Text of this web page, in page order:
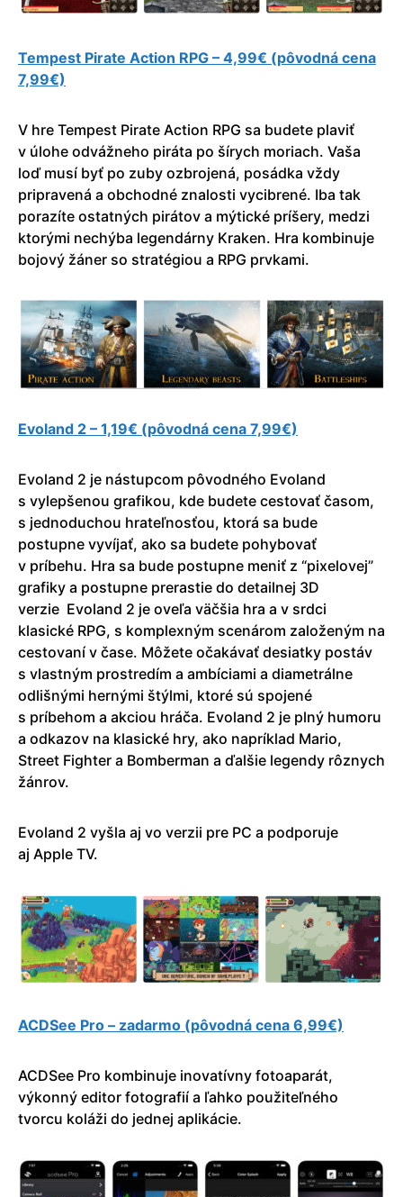
Tempest Pirate Action RPG – 4,99€ (pôvodná cena
7,99€)
V hre Tempest Pirate Action RPG sa budete plaviť
v úlohe odvážneho piráta po šírych moriach. Vaša
loď musí byť po zuby ozbrojená, posádka vždy
pripravená a obchodné znalosti vycibrené. Iba tak
porazíte ostatných pirátov a mýtické príšery, medzi
ktorými nechýba legendárny Kraken. Hra kombinuje
bojový žáner so stratégiou a RPG prvkami.
Evoland 2 – 1,19€ (pôvodná cena 7,99€)
Evoland 2 je nástupcom pôvodného Evoland
s vylepšenou grafikou, kde budete cestovať časom,
s jednoduchou hrateľnosťou, ktorá sa bude
postupne vyvíjať, ako sa budete pohybovať
v príbehu. Hra sa bude postupne meniť z “pixelovej”
grafiky a postupne prerastie do detailnej 3D
verzie Evoland 2 je oveľa väčšia hra a v srdci
klasické RPG, s komplexným scenárom založeným na
cestovaní v čase. Môžete očakávať desiatky postáv
s vlastným prostredím a ambíciami a diametrálne
odlišnými hernými štýlmi, ktoré sú spojené
s príbehom a akciou hráča. Evoland 2 je plný humoru
a odkazov na klasické hry, ako napríklad Mario,
Street Fighter a Bomberman a ďalšie legendy rôznych
žánrov.
Evoland 2 vyšla aj vo verzii pre PC a podporuje
aj Apple TV.
ACDSee Pro – zadarmo (pôvodná cena 6,99€)
ACDSee Pro kombinuje inovatívny fotoaparát,
výkonný editor fotografií a ľahko použiteľného
tvorcu koláži do jednej aplikácie.